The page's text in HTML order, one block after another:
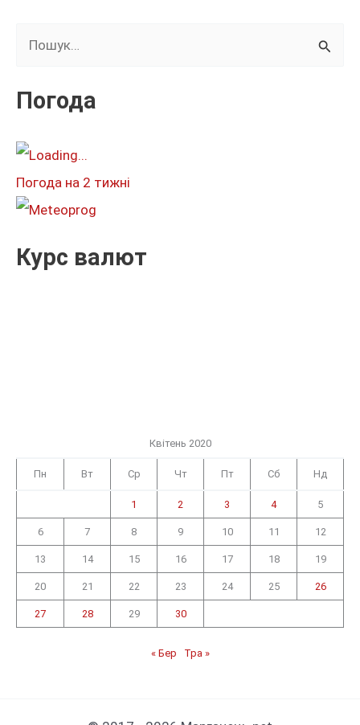
к
т
:
Погода
Погода на 2 тижні
Курс валют
Квітень 2020
Пн Вт Ср Чт Пт Сб Нд
1 2 3 4 5
6 7 8 9 10 11 12
13 14 15 16 17 18 19
20 21 22 23 24 25 26
27 28 29 30
« Бер Тра »